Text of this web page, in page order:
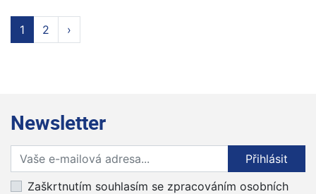
1 2 ›
Newsletter
Přihlaste se k odběru novinek
Přihlásit
Zaškrtnutím souhlasím se zpracováním osobních